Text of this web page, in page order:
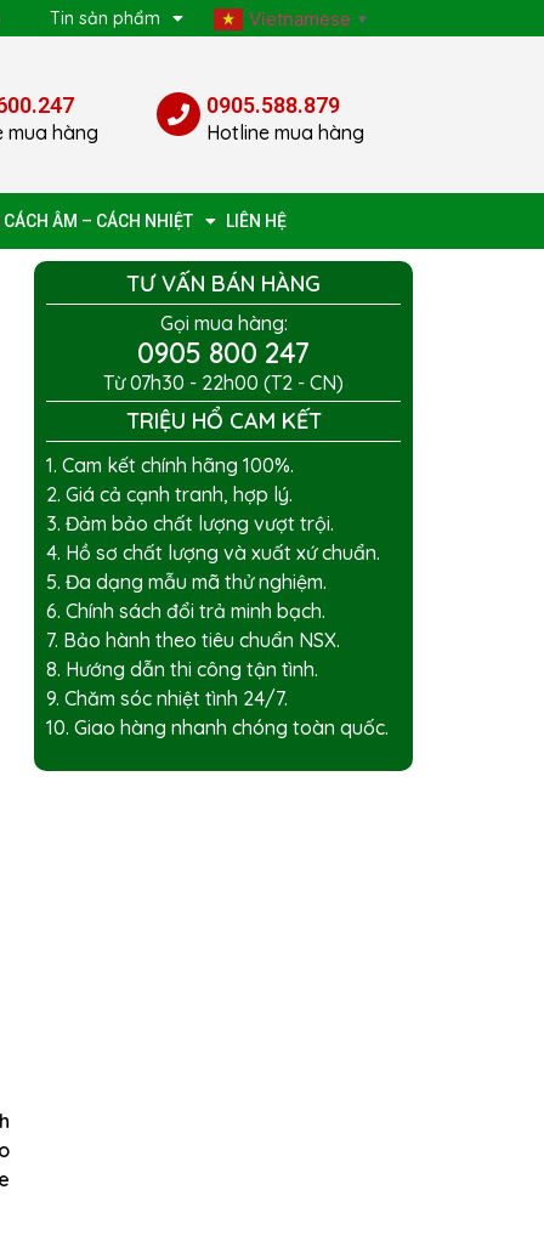
Tin sản phẩm Vietnamese ▼
mua hàng
0905.588.879
Hotline mua hàng
CÁCH ÂM – CÁCH NHIỆT LIÊN HỆ
TƯ VẤN BÁN HÀNG
Gọi mua hàng:
0905 800 247
Từ 07h30 - 22h00 (T2 - CN)
TRIỆU HỔ CAM KẾT
1. Cam kết chính hãng 100%.
2. Giá cả cạnh tranh, hợp lý.
3. Đảm bảo chất lượng vượt trội.
4. Hồ sơ chất lượng và xuất xứ chuẩn.
5. Đa dạng mẫu mã thử nghiệm.
6. Chính sách đổi trả minh bạch.
7. Bảo hành theo tiêu chuẩn NSX.
8. Hướng dẫn thi công tận tình.
9. Chăm sóc nhiệt tình 24/7.
10. Giao hàng nhanh chóng toàn quốc.